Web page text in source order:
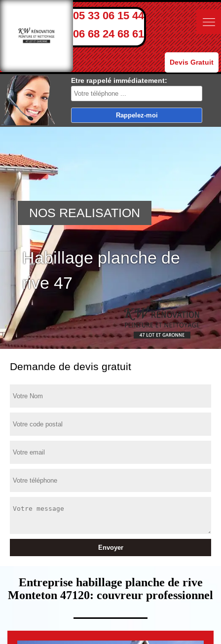
05 33 06 15 44
06 68 24 68 61
Devis Gratuit
Etre rappelé immédiatement:
Habillage planche de
rive 47
NOS REALISATION
Demande de devis gratuit
Entreprise habillage planche de rive
Monteton 47120: couvreur professionnel